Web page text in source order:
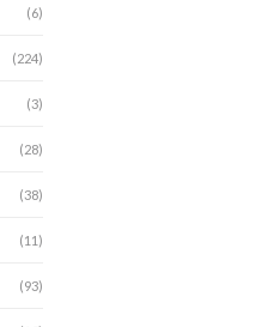
(6)
(224)
(3)
(28)
(38)
(11)
(93)